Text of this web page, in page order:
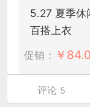
5.27 夏季休
百搭上衣
促销： ￥
评论 5